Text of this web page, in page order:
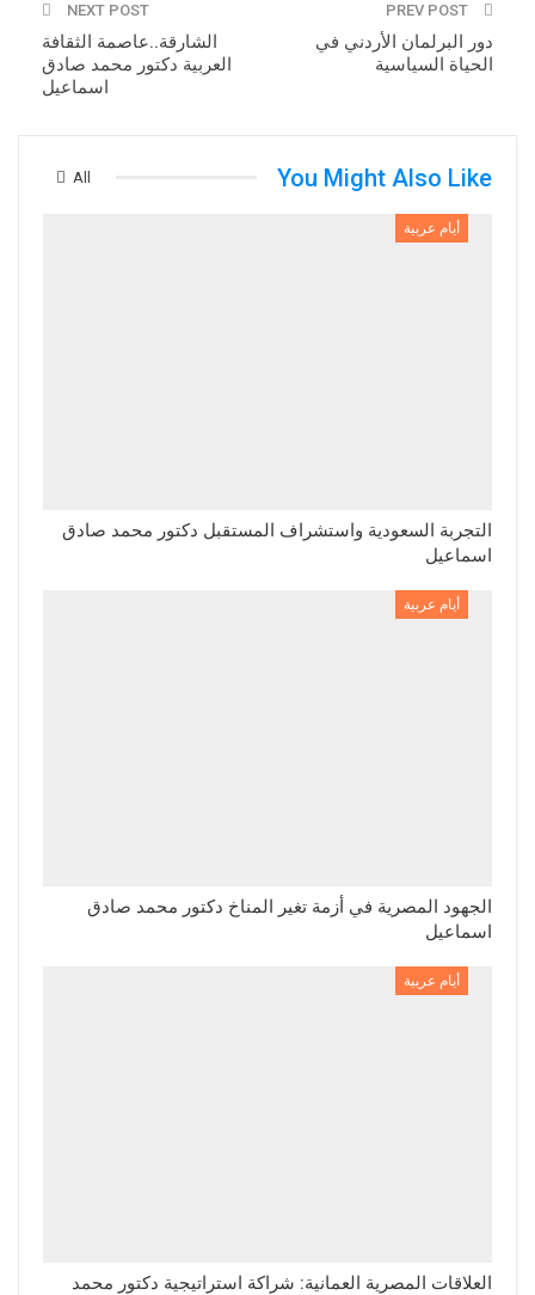
دور البرلمان الأردني في
الحياة السياسية
NEXT POST
الشارقة..عاصمة الثقافة
العربية دكتور محمد صادق
اسماعيل
All You Might Also Like
أيام عربية
التجربة السعودية واستشراف المستقبل دكتور محمد صادق
اسماعيل
أيام عربية
الجهود المصرية في أزمة تغير المناخ دكتور محمد صادق
اسماعيل
أيام عربية
العلاقات المصرية العمانية: شراكة استراتيجية دكتور محمد